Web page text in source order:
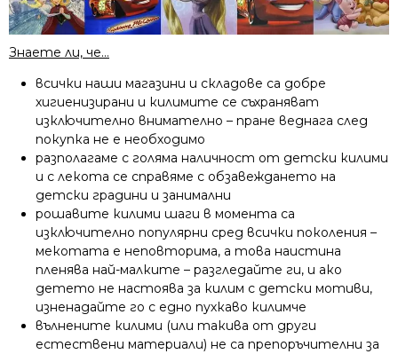
Знаете ли, че…
всички наши магазини и складове са добре
хигиенизирани и килимите се съхраняват
изключително внимателно – пране веднага след
покупка не е необходимо
разполагаме с голяма наличност от детски килими
и с лекота се справяме с обзавеждането на
детски градини и занимални
рошавите килими шаги в момента са
изключително популярни сред всички поколения –
мекотата е неповторима, а това наистина
пленява най-малките – разгледайте ги, и ако
детето не настоява за килим с детски мотиви,
изненадайте го с едно пухкаво килимче
вълнените килими (или такива от други
естествени материали) не са препоръчителни за